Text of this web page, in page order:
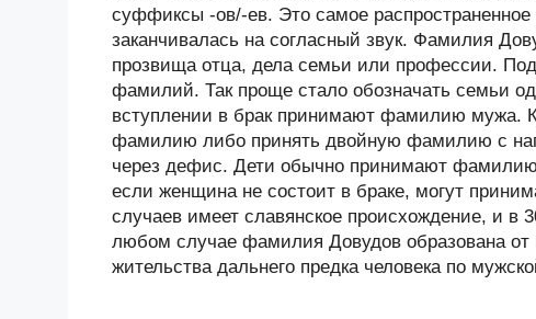
суффиксы -ов/-ев. Это самое
заканчивалась на согласный звук. Фамилия
прозвища отца, дела семьи или профессии.
фамилий. Так проще стало обозначать семьи
вступлении в брак принимают фамилию мужа.
фамилию либо принять двойную фамилию с
через дефис. Дети обычно принимают
если женщина не состоит в браке, могут
случаев имеет славянское происхождение, и в
любом случае фамилия Довудов образована
жительства дальнего предка человека по